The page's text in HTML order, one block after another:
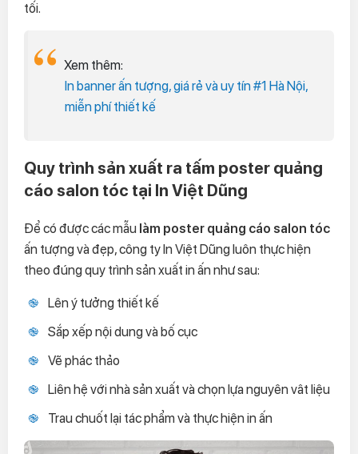
tối.
Xem thêm:
In banner ấn tượng, giá rẻ và uy tín #1 Hà Nội,
miễn phí thiết kế
Quy trình sản xuất ra tấm poster quảng
cáo salon tóc tại In Việt Dũng
Để có được các mẫu làm poster quảng cáo salon tóc
ấn tượng và đẹp, công ty In Việt Dũng luôn thực hiện
theo đúng quy trình sản xuất in ấn như sau:
Lên ý tưởng thiết kế
Sắp xếp nội dung và bố cục
Vẽ phác thảo
Liên hệ với nhà sản xuất và chọn lựa nguyên vât liệu
Trau chuốt lại tác phẩm và thực hiện in ấn